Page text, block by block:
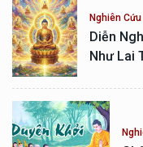
Nghiên
Diễn
Như Lai